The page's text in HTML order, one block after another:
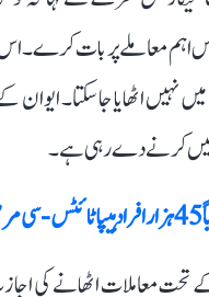
اہم معاملے پر بات کرے۔
نہیں اٹھایا جاسکتا۔
کرنے دے رہی ہے۔
پاترا نے کہا کہ رول 267 کے تحت